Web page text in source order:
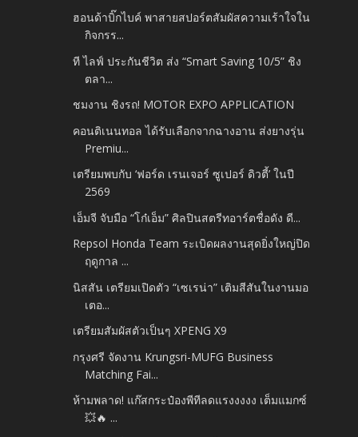
ฮอนด้าบิ๊กไบค์ พาสายสปอร์ตสัมผัสความเร้าใจใน
กิจกรร...
ที ไลฟ์ ประกันชีวิต ส่ง “Smart Saving 10/5” ชิง
ตลา...
ชมงาน ชิงรถ! MOTOR EXPO APPLICATION
คอนติเนนทอล ได้รับเลือกจากฉางอาน ส่งยางรุ่น
Premiu...
เตรียมพบกับ ‘ฟอร์ด เรนเจอร์ ซูเปอร์ ดิวตี้’ ในปี
2569
เอ็มจี จับมือ “โก๋เอ็ม” ศิลปินสตรีทอาร์ตชื่อดัง ดี...
Repsol Honda Team ระเบิดผลงานสุดยิ่งใหญ่ปิด
ฤดูกาล ...
นิสสัน เตรียมเปิดตัว “เซเรน่า” เติมสีสันในงานมอ
เตอ...
เตรียมสัมผัสตัวเป็นๆ XPENG X9
กรุงศรี จัดงาน Krungsri-MUFG Business
Matching Fai...
ห้ามพลาด! แก๊สกระป๋องพีทีลดแรงงงงง เต็มแมกซ์
💥🔥 ...